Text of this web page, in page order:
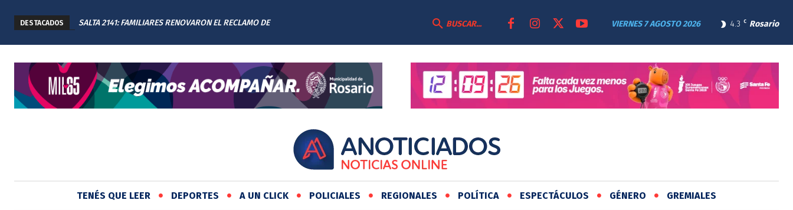
DESTACADOS
SALTA 2141: FAMILIARES RENOVARON EL RECLAMO DE
4.3 C Rosario
VIERNES 7 AGOSTO 2026
BUSCAR...
TENÉS QUE LEER DEPORTES A UN CLICK POLICIALES REGIONALES POLÍTICA ESPECTÁCULOS GÉNERO GREMIALES